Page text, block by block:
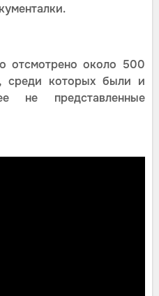
отсмотрено около 500
среди которых были и
не представленные